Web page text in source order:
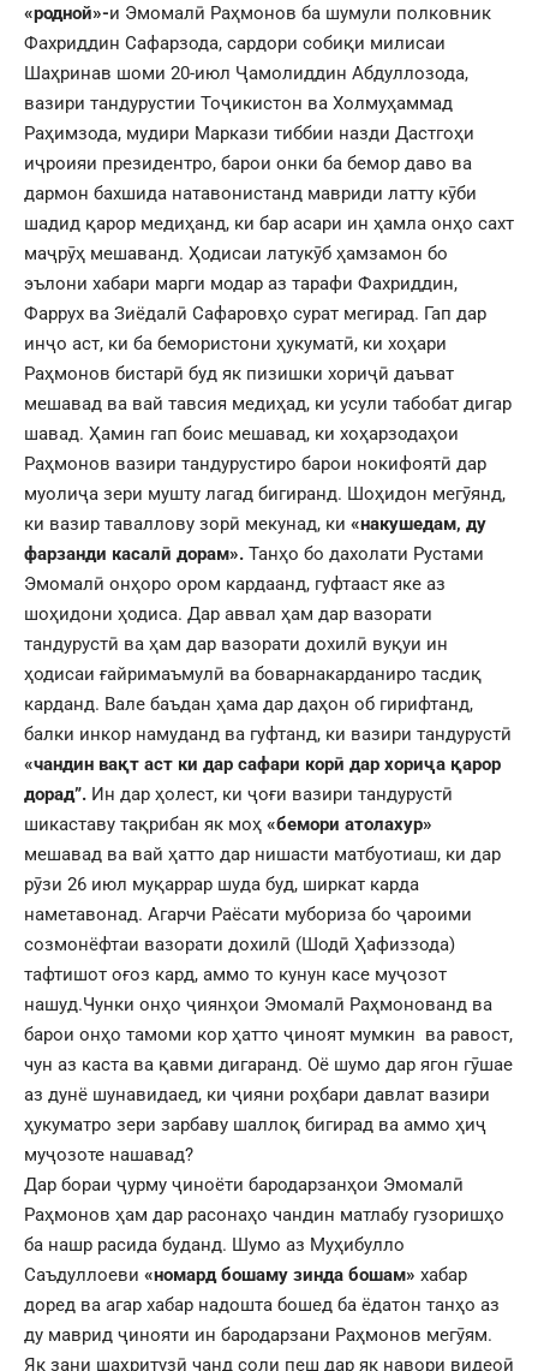
«родной»-и Эмомалӣ Раҳмонов ба шумули полковник
Фахриддин Сафарзода, сардори собиқи милисаи
Шаҳринав шоми 20-июл Ҷамолиддин Абдуллозода,
вазири тандурустии Тоҷикистон ва Холмуҳаммад
Раҳимзода, мудири Маркази тиббии назди Дастгоҳи
иҷроияи президентро, барои онки ба бемор даво ва
дармон бахшида натавонистанд мавриди латту кӯби
шадид қарор медиҳанд, ки бар асари ин ҳамла онҳо сахт
маҷрӯҳ мешаванд. Ҳодисаи латукӯб ҳамзамон бо
эълони хабари марги модар аз тарафи Фахриддин,
Фаррух ва Зиёдалӣ Сафаровҳо сурат мегирад. Гап дар
инҷо аст, ки ба бемористони ҳукуматӣ, ки хоҳари
Раҳмонов бистарӣ буд як пизишки хориҷӣ даъват
мешавад ва вай тавсия медиҳад, ки усули табобат дигар
шавад. Ҳамин гап боис мешавад, ки хоҳарзодаҳои
Раҳмонов вазири тандурустиро барои нокифоятӣ дар
муолиҷа зери мушту лагад бигиранд. Шоҳидон мегӯянд,
ки вазир таваллову зорӣ мекунад, ки «накушедам, ду
фарзанди касалӣ дорам». Танҳо бо дахолати Рустами
Эмомалӣ онҳоро ором кардаанд, гуфтааст яке аз
шоҳидони ҳодиса. Дар аввал ҳам дар вазорати
тандурустӣ ва ҳам дар вазорати дохилӣ вуқуи ин
ҳодисаи ғайримаъмулӣ ва боварнакарданиро тасдиқ
карданд. Вале баъдан ҳама дар даҳон об гирифтанд,
балки инкор намуданд ва гуфтанд, ки вазири тандурустӣ
«чандин вақт аст ки дар сафари корӣ дар хориҷа қарор
дорад”. Ин дар ҳолест, ки ҷоғи вазири тандурустӣ
шикаставу тақрибан як моҳ «бемори атолахур»
мешавад ва вай ҳатто дар нишасти матбуотиаш, ки дар
рӯзи 26 июл муқаррар шуда буд, ширкат карда
наметавонад. Агарчи Раёсати мубориза бо ҷароими
созмонёфтаи вазорати дохилӣ (Шодӣ Ҳафиззода)
тафтишот оғоз кард, аммо то кунун касе муҷозот
нашуд.Чунки онҳо ҷиянҳои Эмомалӣ Раҳмонованд ва
барои онҳо тамоми кор ҳатто ҷиноят мумкин ва равост,
чун аз каста ва қавми дигаранд. Оё шумо дар ягон гӯшае
аз дунё шунавидаед, ки ҷияни роҳбари давлат вазири
ҳукуматро зери зарбаву шаллоқ бигирад ва аммо ҳиҷ
муҷозоте нашавад?
Дар бораи ҷурму ҷиноёти бародарзанҳои Эмомалӣ
Раҳмонов ҳам дар расонаҳо чандин матлабу гузоришҳо
ба нашр расида буданд. Шумо аз Муҳибулло
Саъдуллоеви «номард бошаму зинда бошам» хабар
доред ва агар хабар надошта бошед ба ёдатон танҳо аз
ду маврид ҷинояти ин бародарзани Раҳмонов мегӯям.
Як зани шаҳритузӣ чанд соли пеш дар як навори видеоӣ